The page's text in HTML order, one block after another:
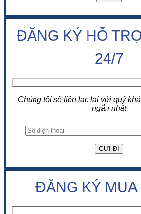
ĐĂNG KÝ HỖ
24/7
Chúng tôi sẽ liên lạc lại với quý
ngắn nhất
ĐĂNG KÝ MUA